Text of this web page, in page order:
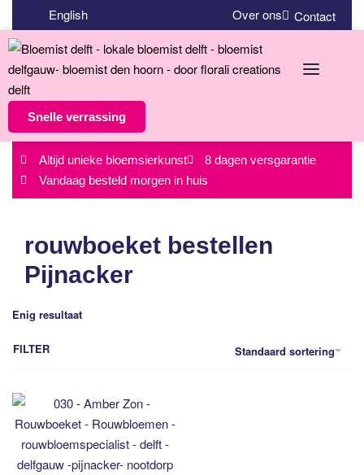
English Over ons Contact
Snelle verrassing
Altijd unieke bloemsierkunst
8 dagen versgarantie
Vandaag besteld morgen in huis
rouwboeket bestellen
Pijnacker
Enig resultaat
Standaard sortering
FILTER